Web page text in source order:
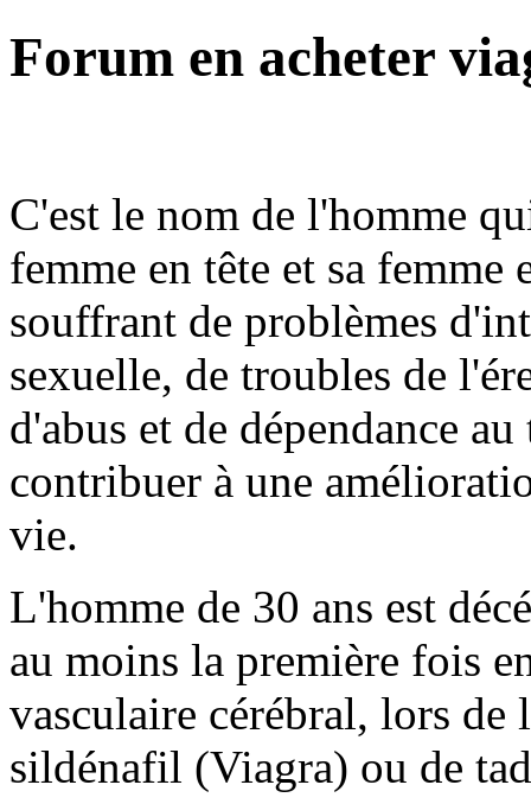
Forum en acheter
C'est le nom de l'homme
femme en tête et sa femme
souffrant de problèmes
sexuelle, de troubles de
d'abus et de dépendance
contribuer à une
vie.
L'homme de 30 ans est
au moins la première fois
vasculaire cérébral, lors de
sildénafil (Viagra) ou de